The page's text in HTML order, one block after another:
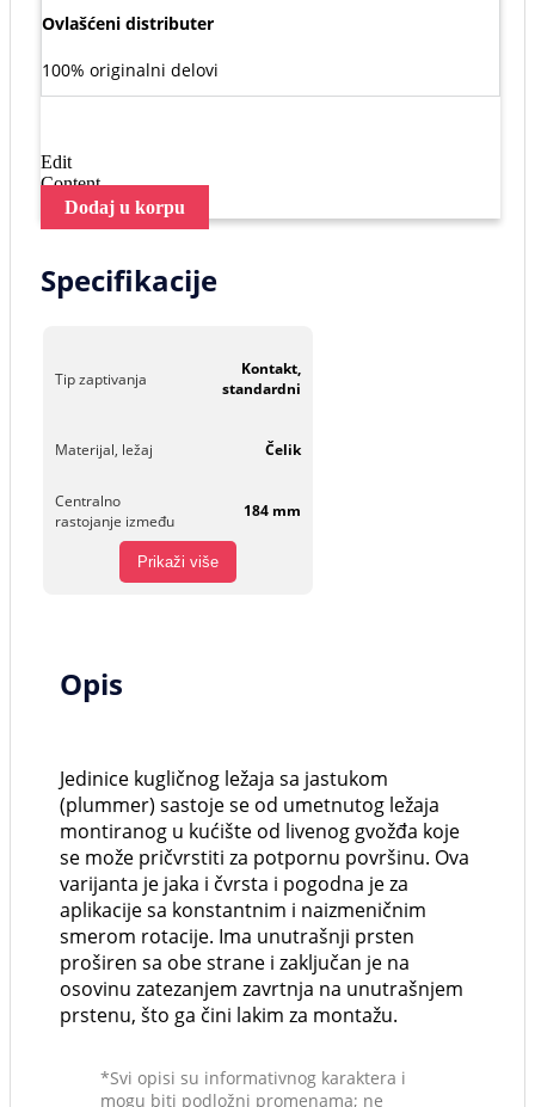
Ovlašćeni distributer
100% originalni delovi
Edit
Content
Dodaj u korpu
Specifikacije
Tip zaptivanja
Kontakt,
standardni
Materijal, ležaj Čelik
Centralno
rastojanje između
184 mm
Prikaži više
Opis
Jedinice kugličnog ležaja sa jastukom
(plummer) sastoje se od umetnutog ležaja
montiranog u kućište od livenog gvožđa koje
se može pričvrstiti za potpornu površinu. Ova
varijanta je jaka i čvrsta i pogodna je za
aplikacije sa konstantnim i naizmeničnim
smerom rotacije. Ima unutrašnji prsten
proširen sa obe strane i zaključan je na
osovinu zatezanjem zavrtnja na unutrašnjem
prstenu, što ga čini lakim za montažu.
*Svi opisi su informativnog karaktera i
mogu biti podložni promenama; ne